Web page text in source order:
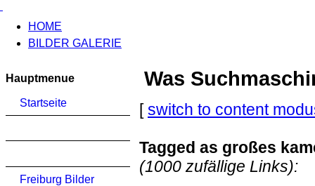
HOME
BILDER GALERIE
Hauptmenue
Startseite
Freiburg Bilder
Was
[switch to content
Tagged as großes
(1000 zufällige Links):